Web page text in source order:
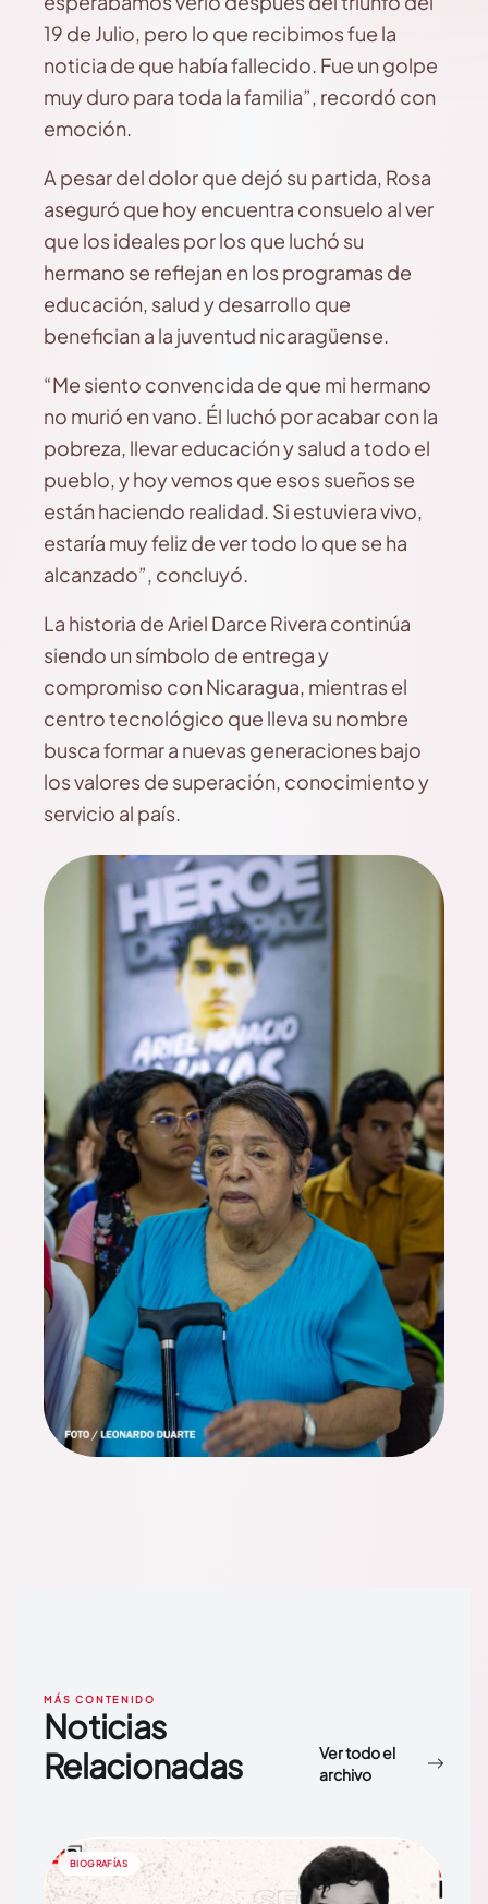
19 de Julio, pero lo que recibimos fue la
noticia de que había fallecido. Fue un golpe
muy duro para toda la familia”, recordó con
emoción.
A pesar del dolor que dejó su partida, Rosa
aseguró que hoy encuentra consuelo al ver
que los ideales por los que luchó su
hermano se reflejan en los programas de
educación, salud y desarrollo que
benefician a la juventud nicaragüense.
“Me siento convencida de que mi hermano
no murió en vano. Él luchó por acabar con la
pobreza, llevar educación y salud a todo el
pueblo, y hoy vemos que esos sueños se
están haciendo realidad. Si estuviera vivo,
estaría muy feliz de ver todo lo que se ha
alcanzado”, concluyó.
La historia de Ariel Darce Rivera continúa
siendo un símbolo de entrega y
compromiso con Nicaragua, mientras el
centro tecnológico que lleva su nombre
busca formar a nuevas generaciones bajo
los valores de superación, conocimiento y
servicio al país.
MÁS CONTENIDO
Noticias
Relacionadas
Ver todo el
archivo
BIOGRAFÍAS